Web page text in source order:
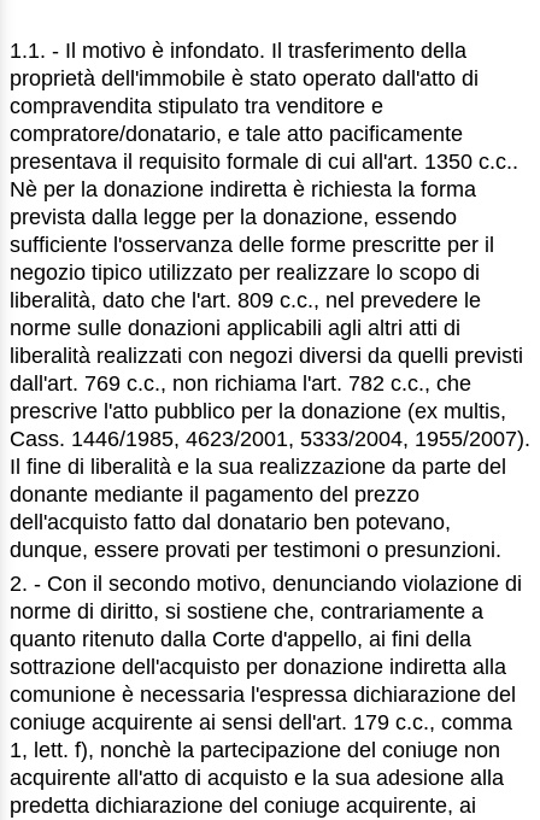
1.1. - Il motivo è infondato. Il trasferimento della
proprietà dell'immobile è stato operato dall'atto di
compravendita stipulato tra venditore e
compratore/donatario, e tale atto pacificamente
presentava il requisito formale di cui all'art. 1350 c.c..
Nè per la donazione indiretta è richiesta la forma
prevista dalla legge per la donazione, essendo
sufficiente l'osservanza delle forme prescritte per il
negozio tipico utilizzato per realizzare lo scopo di
liberalità, dato che l'art. 809 c.c., nel prevedere le
norme sulle donazioni applicabili agli altri atti di
liberalità realizzati con negozi diversi da quelli previsti
dall'art. 769 c.c., non richiama l'art. 782 c.c., che
prescrive l'atto pubblico per la donazione (ex multis,
Cass. 1446/1985, 4623/2001, 5333/2004, 1955/2007).
Il fine di liberalità e la sua realizzazione da parte del
donante mediante il pagamento del prezzo
dell'acquisto fatto dal donatario ben potevano,
dunque, essere provati per testimoni o presunzioni.
2. - Con il secondo motivo, denunciando violazione di
norme di diritto, si sostiene che, contrariamente a
quanto ritenuto dalla Corte d'appello, ai fini della
sottrazione dell'acquisto per donazione indiretta alla
comunione è necessaria l'espressa dichiarazione del
coniuge acquirente ai sensi dell'art. 179 c.c., comma
1, lett. f), nonchè la partecipazione del coniuge non
acquirente all'atto di acquisto e la sua adesione alla
predetta dichiarazione del coniuge acquirente, ai